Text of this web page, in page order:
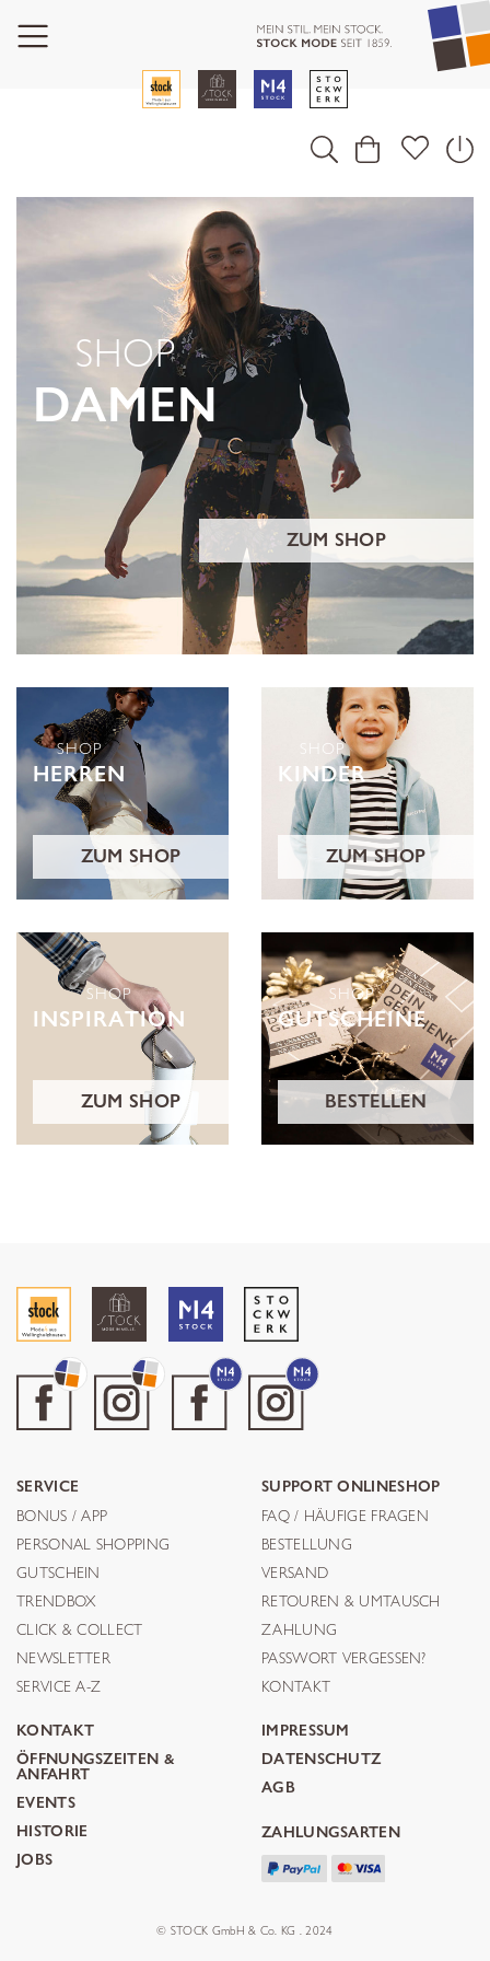
SHOP
DAMEN
ZUM SHOP
SHOP
HERREN
ZUM SHOP
SHOP
KINDER
ZUM SHOP
SHOP
INSPIRATION
ZUM SHOP
SHOP
GUTSCHEINE
BESTELLEN
SERVICE
BONUS / APP
PERSONAL SHOPPING
GUTSCHEIN
TRENDBOX
CLICK & COLLECT
NEWSLETTER
SERVICE A-Z
SUPPORT ONLINESHOP
FAQ / HÄUFIGE FRAGEN
BESTELLUNG
VERSAND
RETOUREN & UMTAUSCH
ZAHLUNG
PASSWORT VERGESSEN?
KONTAKT
KONTAKT
ÖFFNUNGSZEITEN &
ANFAHRT
EVENTS
HISTORIE
JOBS
IMPRESSUM
DATENSCHUTZ
AGB
ZAHLUNGSARTEN
© STOCK GmbH & Co. KG . 2024